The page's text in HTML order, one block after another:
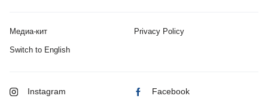
Медиа-кит Privacy Policy
Switch to English
Instagram Facebook